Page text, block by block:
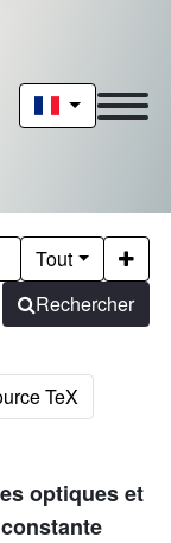
Tout
Rechercher
optiques et